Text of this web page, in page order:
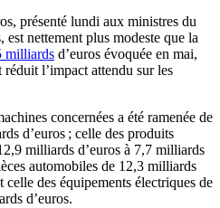
présenté lundi aux ministres du
nettement plus modeste que la
milliards d’euros évoquée en mai,
l’impact attendu sur les
concernées a été ramenée de
d’euros ; celle des produits
milliards d’euros à 7,7 milliards
automobiles de 12,3 milliards
celle des équipements électriques de
d’euros.